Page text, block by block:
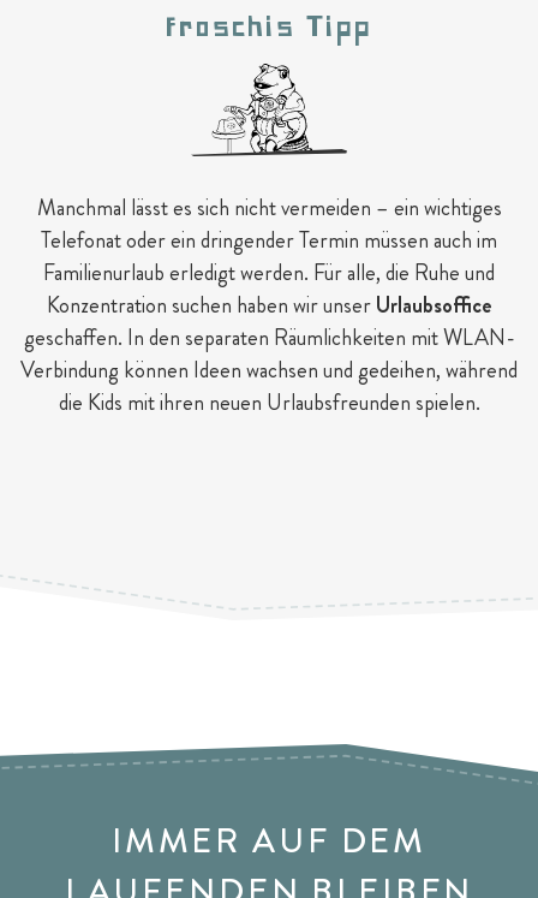
Froschis Tipp
Manchmal lässt es sich nicht vermeiden – ein wichtiges
Telefonat oder ein dringender Termin müssen auch im
Familienurlaub erledigt werden. Für alle, die Ruhe und
Konzentration suchen haben wir unserUrlaubsoffice
geschaffen. In den separaten Räumlichkeiten mit WLAN-
Verbindung können Ideen wachsen und gedeihen, während
die Kids mit ihren neuen Urlaubsfreunden spielen.
IMMER AUF DEM